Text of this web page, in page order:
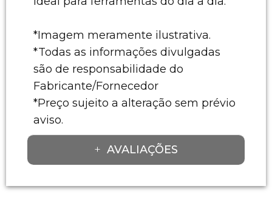
*Imagem meramente ilustrativa.
*Todas as informações divulgadas
são de responsabilidade do
Fabricante/Fornecedor
*Preço sujeito a alteração sem prévio
aviso.
AVALIAÇÕES